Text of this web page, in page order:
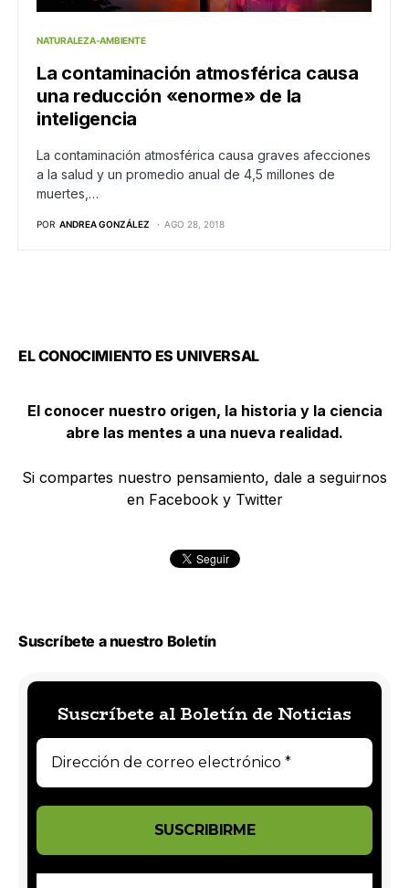
NATURALEZA-AMBIENTE
La contaminación atmosférica causa
una reducción «enorme» de la
inteligencia
La contaminación atmosférica causa graves afecciones
a la salud y un promedio anual de 4,5 millones de
muertes,…
POR ANDREA GONZÁLEZ AGO 28, 2018
EL CONOCIMIENTO ES UNIVERSAL
El conocer nuestro origen, la historia y la ciencia
abre las mentes a una nueva realidad.
Si compartes nuestro pensamiento, dale a seguirnos
en Facebook y Twitter
Suscríbete a nuestro Boletín
Suscríbete al Boletín de Noticias